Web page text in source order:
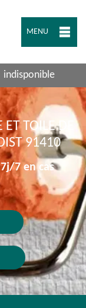
MENU
indisponible
TOILE DE
91410
7 en cas